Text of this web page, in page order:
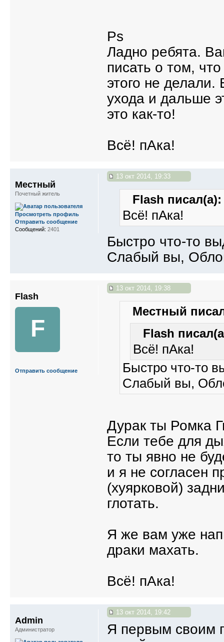
Ps
Ладно ребята.
писать о том,
этого не делали.
ухода и дальше
это как-то!
Всё! пАка!
13 окт 2014, 19:33
Flash писал(а):
Всё! пАка!
Быстро что-то
Слабый вы,
Местный
Почетный житель
Просмотреть профиль
Отправить сообщение
Сообщений: 2401
13 окт 2014, 19:38
Местный
Flash
Всё! пАка!
Быстро что-то
Слабый вы,
Дурак ты Ромка
Если тебе для
то ты явно не
и я не согласен
(хуярковой)
глотать.
Я же вам уже
драки махать.
Всё! пАка!
Flash
F
Отправить сообщение
13 окт 2014, 19:42
Я первым своим
Admin
Администратор